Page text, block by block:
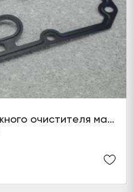
Прокладка центробежного очистителя масла